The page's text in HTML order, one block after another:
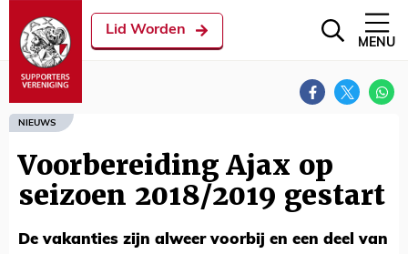
Lid Worden
MENU
NIEUWS
Voorbereiding Ajax op
seizoen 2018/2019 gestart
De vakanties zijn alweer voorbij en een deel van